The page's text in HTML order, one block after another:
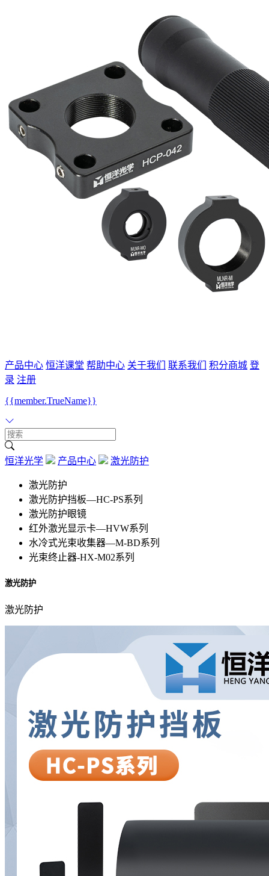
产品中心 恒洋课堂 帮助中心 关于我们 联系我们 积分商城 登
录 注册
{{member.TrueName}}
恒洋光学 产品中心 激光防护
激光防护
激光防护挡板—HC-PS系列
激光防护眼镜
红外激光显示卡—HVW系列
水冷式光束收集器—M-BD系列
光束终止器-HX-M02系列
激光防护
激光防护